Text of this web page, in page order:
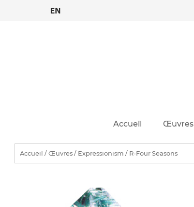
Accueil Œuvres
Accueil / Œuvres / Expressionism / R-Four Seasons